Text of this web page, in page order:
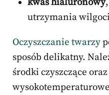
kwas hialuronowy
utrzymania
Oczyszczanie twarzy
sposób delikatny.
środki czyszczące